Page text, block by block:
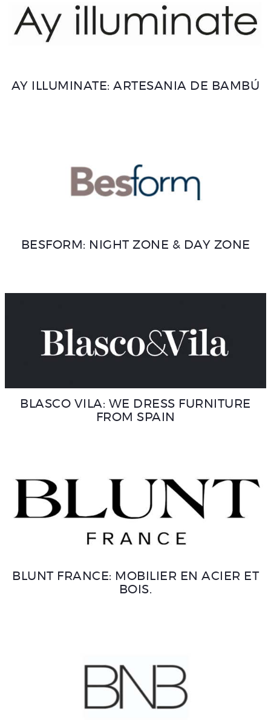
AY ILLUMINATE: ARTESANIA DE BAMBÚ
BESFORM: NIGHT ZONE & DAY ZONE
BLASCO VILA: WE DRESS FURNITURE
FROM SPAIN
BLUNT FRANCE: MOBILIER EN ACIER ET
BOIS.